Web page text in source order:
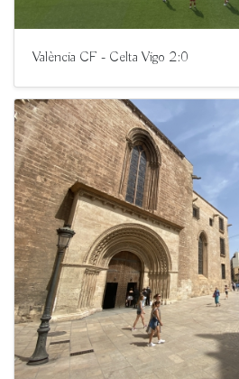
València CF - Celta Vigo 2:0